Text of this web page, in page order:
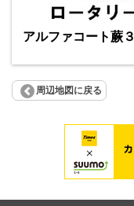
アルファコート蕨３
周辺地図に戻る